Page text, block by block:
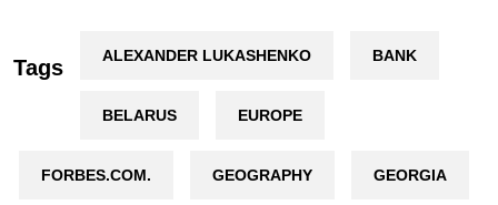
Tags ALEXANDER LUKASHENKO BANK
BELARUS EUROPE
FORBES.COM. GEOGRAPHY GEORGIA